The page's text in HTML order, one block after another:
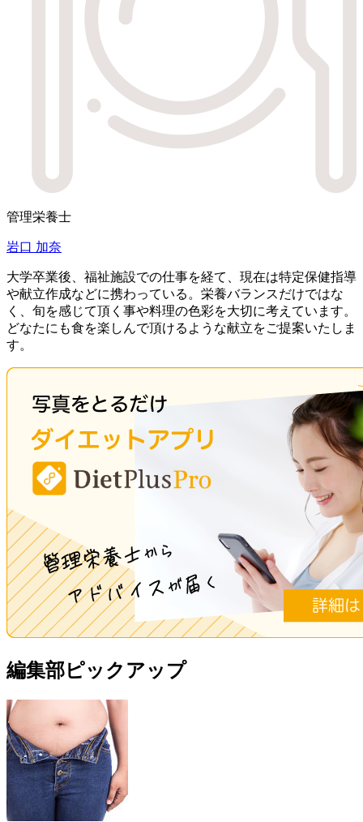
管理栄養士
岩口 加奈
大学卒業後、福祉施設での仕事を経て、現在は特定保健指導
や献立作成などに携わっている。栄養バランスだけではな
く、旬を感じて頂く事や料理の色彩を大切に考えています。
どなたにも食を楽しんで頂けるような献立をご提案いたしま
す。
編集部ピックアップ